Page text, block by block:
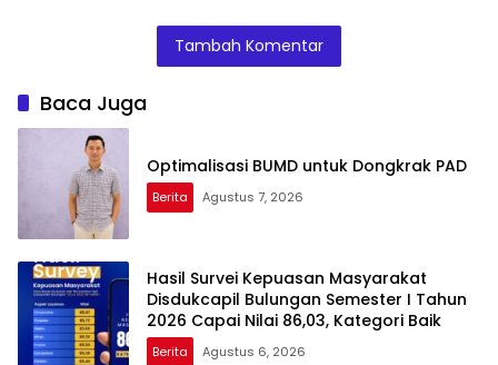
Sarana Belajar
Mandiri
Lingkungan yang
Digelar
Disperindagkop
Masyarakat
Anak-Anak Agar
Tambah Komentar
Baca Juga
Optimalisasi BUMD untuk Dongkrak PAD
Berita Agustus 7, 2026
Hasil Survei Kepuasan Masyarakat
Disdukcapil Bulungan Semester I Tahun
2026 Capai Nilai 86,03, Kategori Baik
Berita Agustus 6, 2026